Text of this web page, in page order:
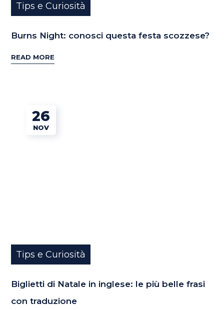
Tips e Curiosità
Burns Night: conosci questa festa scozzese?
READ MORE
26
NOV
Tips e Curiosità
Biglietti di Natale in inglese: le più belle frasi
con traduzione